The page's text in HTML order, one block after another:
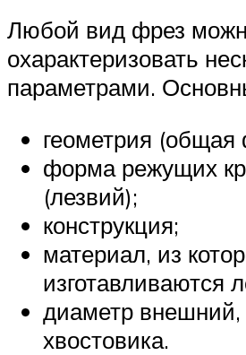
Любой вид фрез
охарактеризовать
параметрами.
геометрия
форма режущих
(лезвий);
конструкция;
материал, из
изготавливаются
диаметр
хвостовика.